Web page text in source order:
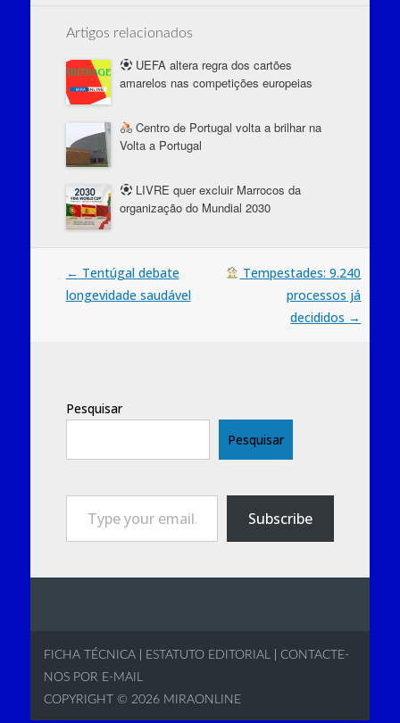
Artigos relacionados
UEFA altera regra dos cartões
amarelos nas competições europeias
Centro de Portugal volta a brilhar na
Volta a Portugal
LIVRE quer excluir Marrocos da
organização do Mundial 2030
Post
navigation
← Tentúgal debate
longevidade saudável
Tempestades: 9.240
processos já
decididos →
Pesquisar
Pesquisar
Type your email…
Subscribe
FICHA TÉCNICA| ESTATUTO EDITORIAL| CONTACTE-
NOS POR E-MAIL
COPYRIGHT © 2026MIRAONLINE